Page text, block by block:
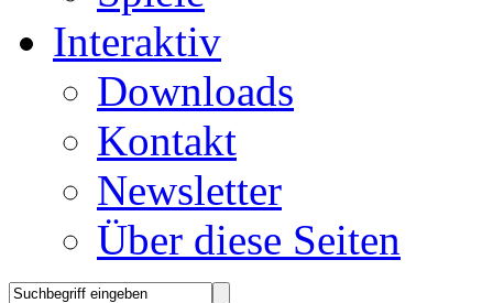
Interaktiv
Downloads
Kontakt
Newsletter
Über diese Seiten